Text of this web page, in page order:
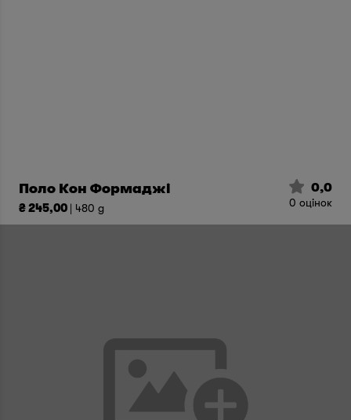
Поло Кон Формаджі
₴ 245,00 | 480 g
0,0
0 оцінок